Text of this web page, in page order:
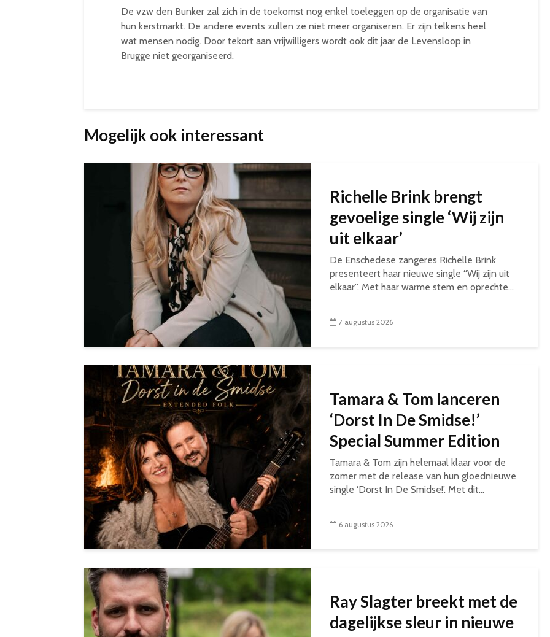
De vzw den Bunker zal zich in de toekomst nog enkel toeleggen op de organisatie van
hun kerstmarkt. De andere events zullen ze niet meer organiseren. Er zijn telkens heel
wat mensen nodig. Door tekort aan vrijwilligers wordt ook dit jaar de Levensloop in
Brugge niet georganiseerd.
Mogelijk ook interessant
Richelle Brink brengt
gevoelige single ‘Wij zijn
uit elkaar’
De Enschedese zangeres Richelle Brink
presenteert haar nieuwe single “Wij zijn uit
elkaar”. Met haar warme stem en oprechte...
7 augustus 2026
Tamara & Tom lanceren
‘Dorst In De Smidse!’
Special Summer Edition
Tamara & Tom zijn helemaal klaar voor de
zomer met de release van hun gloednieuwe
single ‘Dorst In De Smidse!’. Met dit...
6 augustus 2026
Ray Slagter breekt met de
dagelijkse sleur in nieuwe